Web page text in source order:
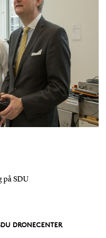
på SDU
DRONECENTER